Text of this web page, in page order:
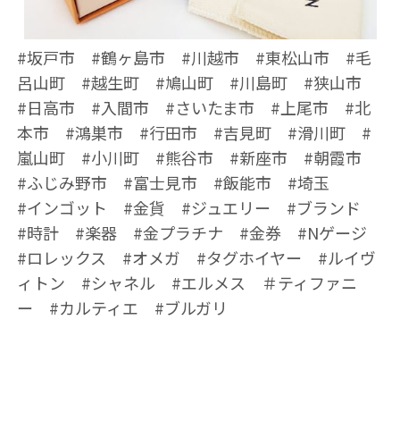
#坂戸市 #鶴ヶ島市 #川越市 #東松山市 #毛
呂山町 #越生町 #鳩山町 #川島町 #狭山市
#日高市 #入間市 #さいたま市 #上尾市 #北
本市 #鴻巣市 #行田市 #吉見町 #滑川町 #
嵐山町 #小川町 #熊谷市 #新座市 #朝霞市
#ふじみ野市 #富士見市 #飯能市 #埼玉
#インゴット #金貨 #ジュエリー #ブランド
#時計 #楽器 #金プラチナ #金券 #Nゲージ
#ロレックス #オメガ #タグホイヤー #ルイヴ
ィトン #シャネル #エルメス ＃ティファニ
ー #カルティエ #ブルガリ